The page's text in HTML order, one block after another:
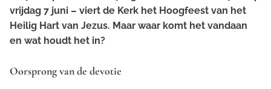
vrijdag 7 juni – viert de Kerk het Hoogfeest van het
Heilig Hart van Jezus. Maar waar komt het vandaan
en wat houdt het in?
Oorsprong van de devotie